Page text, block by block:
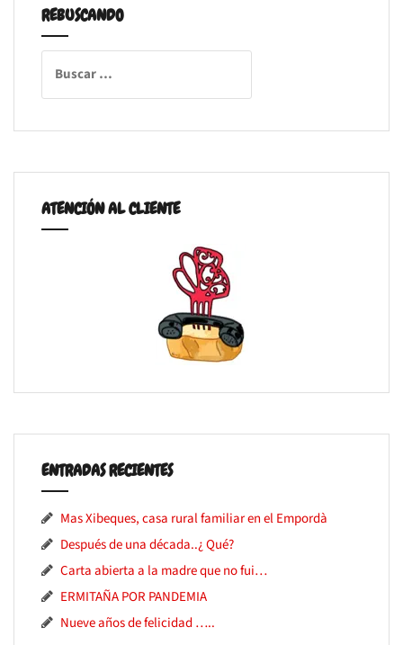
REBUSCANDO
ATENCIÓN AL CLIENTE
ENTRADAS RECIENTES
Mas Xibeques, casa rural familiar en el Empordà
Después de una década..¿ Qué?
Carta abierta a la madre que no fui…
ERMITAÑA POR PANDEMIA
Nueve años de felicidad …..